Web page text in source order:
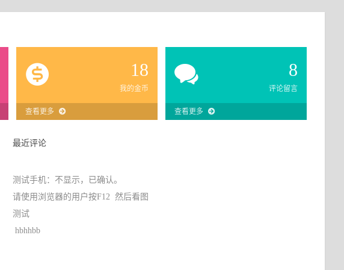
18
我的金币
查看更多
8
评论留言
查看更多
最近评论
测试手机：不显示，已确认。
请使用浏览器的用户按F12 然后看图
测试
hbhhbb